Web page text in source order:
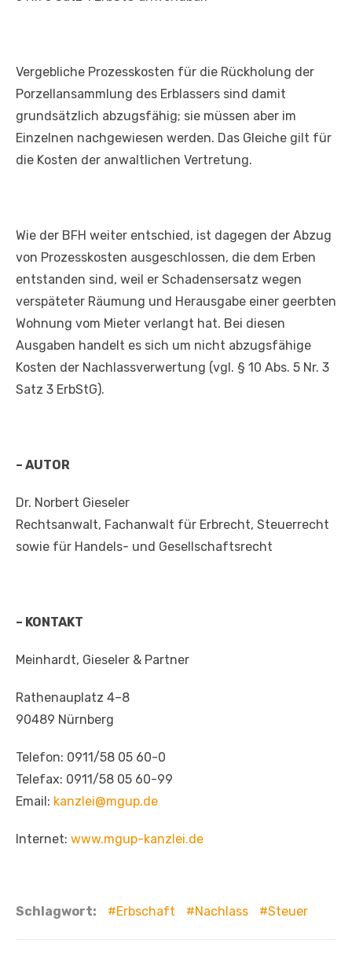
Vergebliche Prozesskosten für die Rückholung der
Porzellansammlung des Erblassers sind damit
grundsätzlich abzugsfähig; sie müssen aber im
Einzelnen nachgewiesen werden. Das Gleiche gilt für
die Kosten der anwaltlichen Vertretung.
Wie der BFH weiter entschied, ist dagegen der Abzug
von Prozesskosten ausgeschlossen, die dem Erben
entstanden sind, weil er Schadensersatz wegen
verspäteter Räumung und Herausgabe einer geerbten
Wohnung vom Mieter verlangt hat. Bei diesen
Ausgaben handelt es sich um nicht abzugsfähige
Kosten der Nachlassverwertung (vgl. § 10 Abs. 5 Nr. 3
Satz 3 ErbStG).
– AUTOR
Dr. Norbert Gieseler
Rechtsanwalt, Fachanwalt für Erbrecht, Steuerrecht
sowie für Handels- und Gesellschaftsrecht
– KONTAKT
Meinhardt, Gieseler & Partner
Rathenauplatz 4–8
90489 Nürnberg
Telefon: 0911/58 05 60-0
Telefax: 0911/58 05 60-99
Email: kanzlei@mgup.de
Internet: www.mgup-kanzlei.de
Schlagwort: Erbschaft Nachlass Steuer